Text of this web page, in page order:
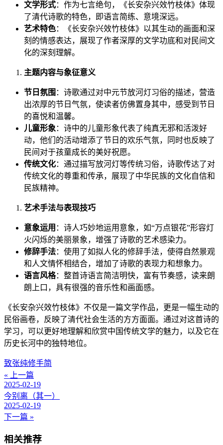
文学形式：作为七言绝句，《长安杂兴效竹枝体》体现
了清代诗歌的特色，即语言简练、意境深远。
艺术特色：《长安杂兴效竹枝体》以其生动的画面和深
刻的情感表达，展现了作者深厚的文学功底和对民间文
化的深刻理解。
主题内容与象征意义
节日氛围 ：诗歌通过对中元节放河灯习俗的描述，营造
出浓厚的节日气氛，使读者仿佛置身其中，感受到节日
的喜悦和温馨。
儿童形象 ：诗中的儿童形象代表了纯真无邪和活泼好
动，他们的活动增添了节日的欢乐气氛，同时也反映了
民间对于孩童成长的美好祝愿。
传统文化：通过描写放河灯等传统习俗，诗歌传达了对
传统文化的尊重和传承，展现了中华民族的文化自信和
民族精神。
艺术手法与表现技巧
意象运用 ：诗人巧妙地运用意象，如“万点银花”形容灯
火闪烁的美丽景象，增强了诗歌的艺术感染力。
修辞手法：使用了如拟人化的修辞手法，使得自然景观
和人文情怀相结合，增加了诗歌的表现力和想象力。
语言风格：整首诗语言简洁明快，富有节奏感，读来朗
朗上口，具有很强的音乐性和画面感。
《长安杂兴效竹枝体》不仅是一篇文学作品，更是一幅生动的
民俗画卷，反映了清代社会生活的方方面面。通过对这首诗的
学习，可以更好地理解和欣赏中国传统文学的魅力，以及它在
历史长河中的独特地位。
致张纯修手简
« 上一篇
2025-02-19
今别离（其一）
2025-02-19
下一篇 »
相关推荐